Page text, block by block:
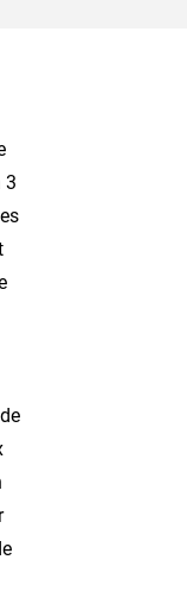
3